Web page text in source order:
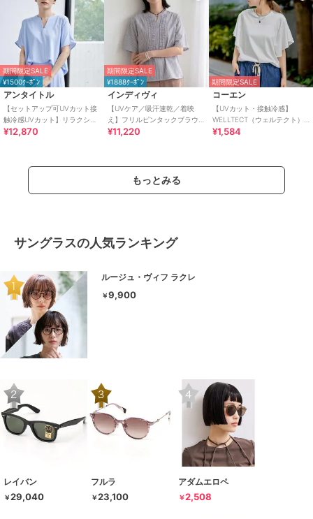
期間限定SALE
¥1500ｸｰﾎﾟﾝ
アンタイトル
【セットアップ可UVカット接
触冷感UVカット】リラクシー
キーVネックブラウス
¥12,870
期間限定SALE
¥1888ｸｰﾎﾟﾝ
インディヴィ
【UVケア／吸汗速乾／着映
え】フリルピンタックブラウ
ス
¥11,220
期間限定SALE
コーエン
【UVカット・接触冷感】
WELLTECT（ウェルテクト）
USAコットン フレアスリーブ
¥1,584
もっとみる
サングラスの人気ランキング
ルージュ・ヴィフ ラクレ
￥9,900
レイバン
￥29,040
フルラ
￥23,100
アダムエロペ
￥2,508